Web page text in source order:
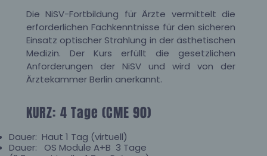
Die NiSV-Fortbildung für Ärzte vermittelt die
erforderlichen Fachkenntnisse für den sicheren
Einsatz optischer Strahlung in der ästhetischen
Medizin. Der Kurs erfüllt die gesetzlichen
Anforderungen der NiSV und wird von der
Ärztekammer Berlin anerkannt.
KURZ: 4 Tage (CME 90)
Dauer: Haut 1 Tag (virtuell)
Dauer: OS Module A+B 3 Tage